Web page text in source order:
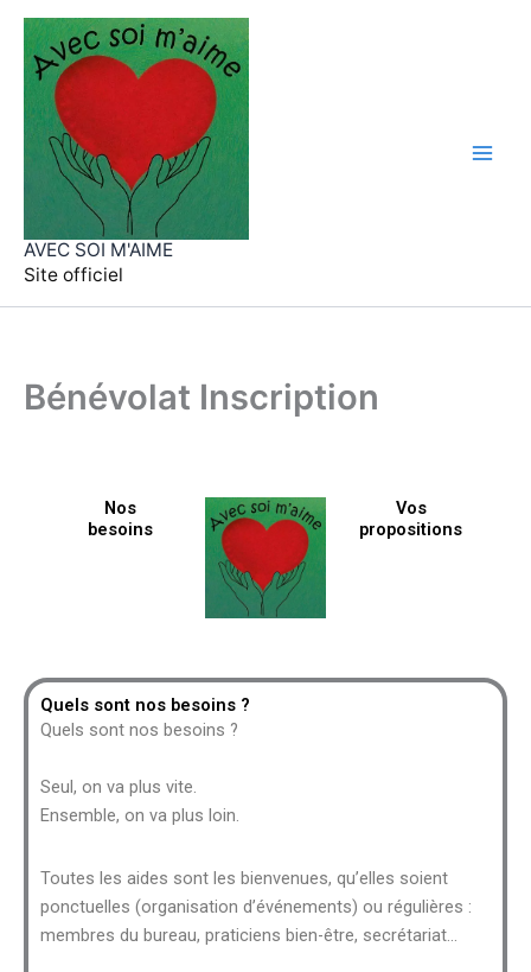
Aller
contenu
AVEC SOI M'AIME
Site officiel
Bénévolat Inscription
Nos
besoins
Vos
propositions
Quels sont nos besoins ?
Quels sont nos besoins ?
Seul, on va plus vite.
Ensemble, on va plus loin.
Toutes les aides sont les bienvenues, qu’elles soient
ponctuelles (organisation d’événements) ou régulières :
membres du bureau, praticiens bien-être, secrétariat…